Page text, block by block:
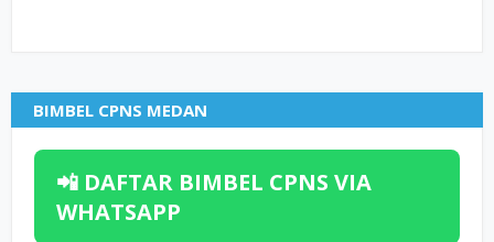
BIMBEL CPNS MEDAN
📲 DAFTAR BIMBEL CPNS VIA
WHATSAPP